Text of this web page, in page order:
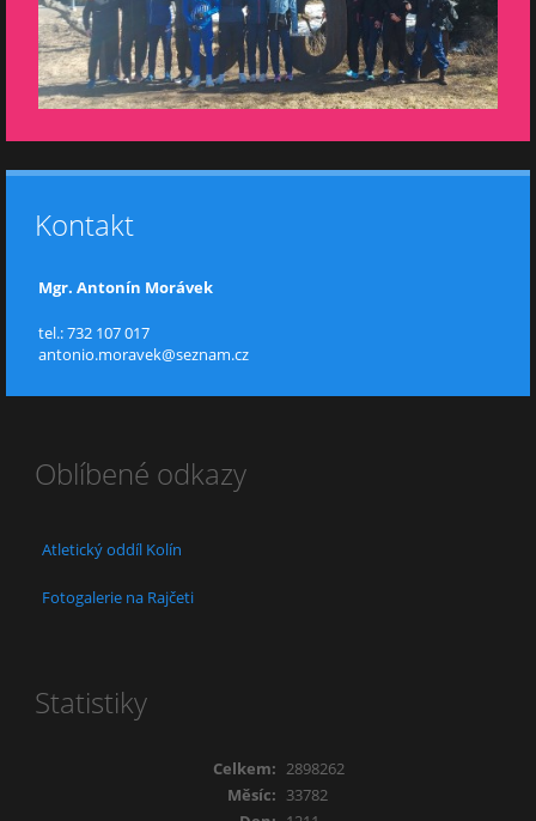
Kontakt
Mgr. Antonín Morávek
tel.: 732 107 017
antonio.moravek@seznam.cz
Oblíbené odkazy
Atletický oddíl Kolín
Fotogalerie na Rajčeti
Statistiky
Celkem: 2898262
Měsíc: 33782